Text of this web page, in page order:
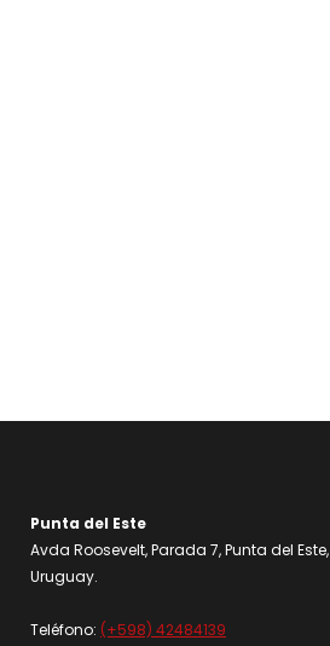
Punta del Este
Avda Roosevelt, Parada 7, Punta del Este,
Uruguay.
Teléfono: (+598) 42484139